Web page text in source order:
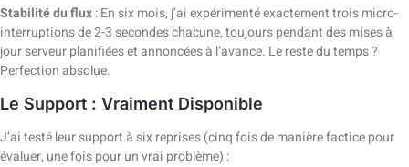
Stabilité du flux: En six mois, j’ai expérimenté exactement trois micro-
interruptions de 2-3 secondes chacune, toujours pendant des mises à
jour serveur planifiées et annoncées à l’avance. Le reste du temps ?
Perfection absolue.
Le Support : Vraiment Disponible
J’ai testé leur support à six reprises (cinq fois de manière factice pour
évaluer, une fois pour un vrai problème) :